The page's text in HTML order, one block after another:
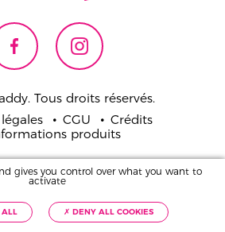
Tous droits réservés.
CGU
Crédits
produits
Pour votre santé,
fruits et légumes par jour.
gives you control over what you want to
activate
ALL ✗ DENY ALL COOKIES